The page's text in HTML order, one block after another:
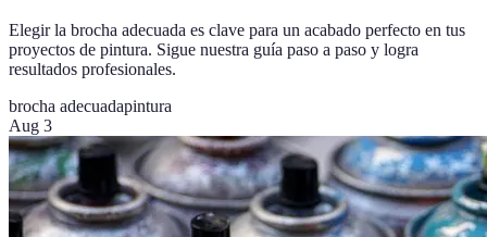
Elegir la brocha adecuada es clave para un acabado perfecto en tus
proyectos de pintura. Sigue nuestra guía paso a paso y logra
resultados profesionales.
brocha adecuadapintura
Aug 3